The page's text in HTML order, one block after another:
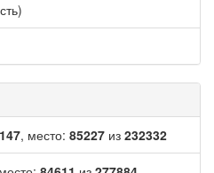
, место: 85227 из 232332